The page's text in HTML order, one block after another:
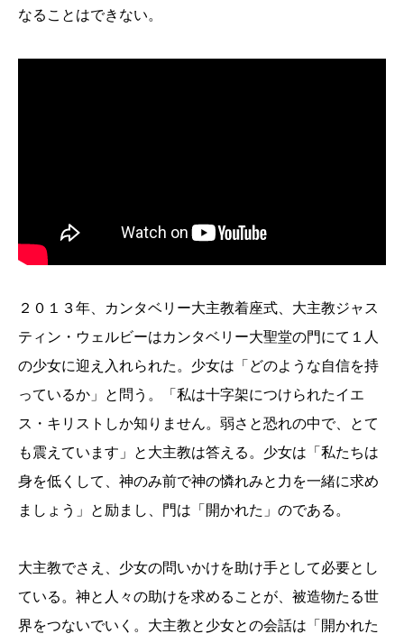
なることはできない。
２０１３年、カンタベリー大主教着座式、大主教ジャス
ティン・ウェルビーはカンタベリー大聖堂の門にて１人
の少女に迎え入れられた。少女は「どのような自信を持
っているか」と問う。「私は十字架につけられたイエ
ス・キリストしか知りません。弱さと恐れの中で、とて
も震えています」と大主教は答える。少女は「私たちは
身を低くして、神のみ前で神の憐れみと力を一緒に求め
ましょう」と励まし、門は「開かれた」のである。
大主教でさえ、少女の問いかけを助け手として必要とし
ている。神と人々の助けを求めることが、被造物たる世
界をつないでいく。大主教と少女との会話は「開かれた